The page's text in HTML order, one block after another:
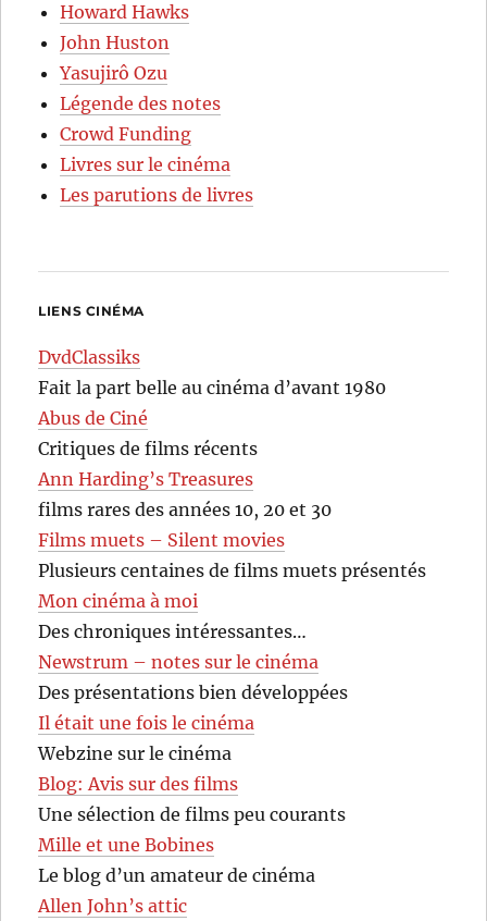
Howard Hawks
John Huston
Yasujirô Ozu
Légende des notes
Crowd Funding
Livres sur le cinéma
Les parutions de livres
LIENS CINÉMA
DvdClassiks
Fait la part belle au cinéma d’avant 1980
Abus de Ciné
Critiques de films récents
Ann Harding’s Treasures
films rares des années 10, 20 et 30
Films muets – Silent movies
Plusieurs centaines de films muets présentés
Mon cinéma à moi
Des chroniques intéressantes…
Newstrum – notes sur le cinéma
Des présentations bien développées
Il était une fois le cinéma
Webzine sur le cinéma
Blog: Avis sur des films
Une sélection de films peu courants
Mille et une Bobines
Le blog d’un amateur de cinéma
Allen John’s attic